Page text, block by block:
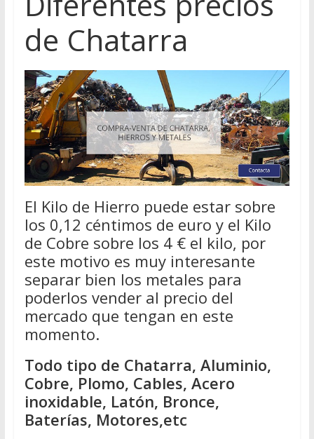
de Chatarra
El Kilo de Hierro puede estar sobre
los 0,12 céntimos de euro y el Kilo
de Cobre sobre los 4 € el kilo, por
este motivo es muy interesante
separar bien los metales para
poderlos vender al precio del
mercado que tengan en este
momento.
Todo tipo de Chatarra, Aluminio,
Cobre, Plomo, Cables, Acero
inoxidable, Latón, Bronce,
Baterías, Motores,etc